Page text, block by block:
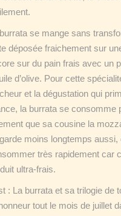
se mange sans
déposée fraichement sur
sur du pain frais avec un
d’olive. Pour cette
et la dégustation qui
la burrata se consomme
que sa cousine la
moins longtemps aussi,
très rapidement car
ultra-frais.
: La burrata et sa trilogie de
tout le mois de juillet